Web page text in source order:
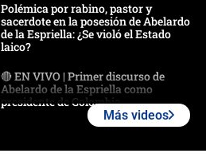
Polémica por rabino, pastor y
sacerdote en la posesión de Abelardo
de la Espriella: ¿Se violó el Estado
laico?
🔴 EN VIVO | Primer discurso de
Abelardo de la Espriella como
presidente de Colombia
Espriella en Cali inicia la
Más videos